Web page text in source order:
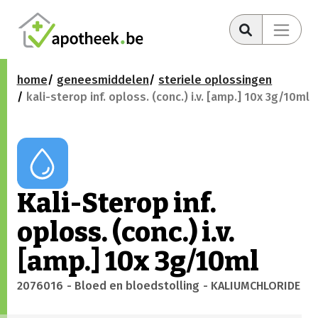
home geneesmiddelen
steriele oplossingen
kali-sterop inf. oploss. (conc.) i.v. [amp.] 10x 3g/10ml
Kali-Sterop inf.
oploss. (conc.) i.v.
[amp.] 10x 3g/10ml
2076016 - Bloed en bloedstolling - KALIUMCHLORIDE